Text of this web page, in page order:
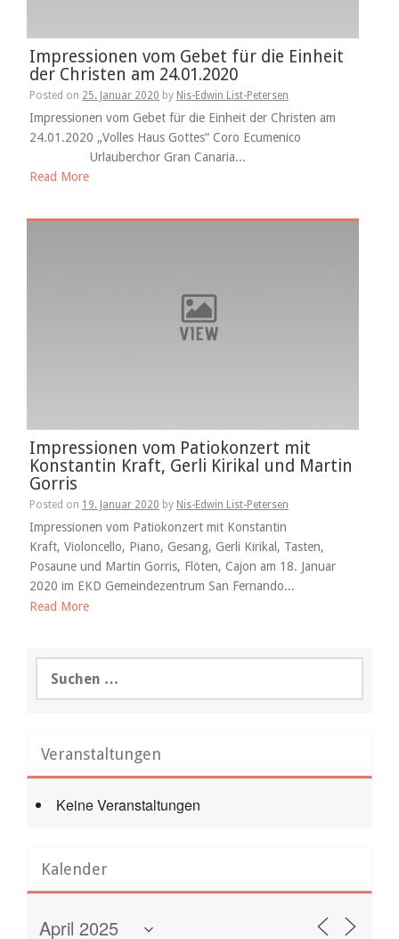
Impressionen vom Gebet für die Einheit
der Christen am 24.01.2020
Posted on 25. Januar 2020 by Nis-Edwin List-Petersen
Impressionen vom Gebet für die Einheit der Christen am
24.01.2020 „Volles Haus Gottes“ Coro Ecumenico
Urlauberchor Gran Canaria...
Read More
Impressionen vom Patiokonzert mit
Konstantin Kraft, Gerli Kirikal und Martin
Gorris
Posted on 19. Januar 2020 by Nis-Edwin List-Petersen
Impressionen vom Patiokonzert mit Konstantin
Kraft, Violoncello, Piano, Gesang, Gerli Kirikal, Tasten,
Posaune und Martin Gorris, Flöten, Cajon am 18. Januar
2020 im EKD Gemeindezentrum San Fernando...
Read More
nach:
Veranstaltungen
Keine Veranstaltungen
Kalender